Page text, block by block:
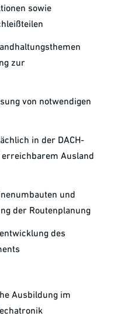
sowie
zur
von notwendigen
in der DACH-
erreichbarem Ausland
und
der Routenplanung
des
Ausbildung im